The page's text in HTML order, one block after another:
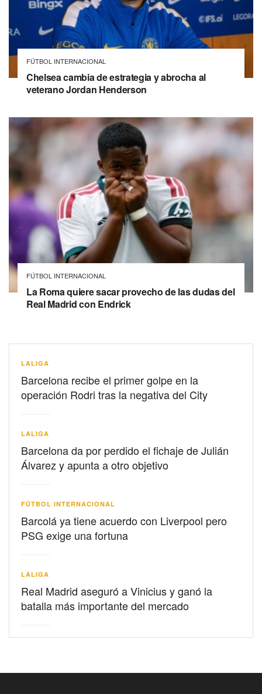
FÚTBOL INTERNACIONAL
Chelsea cambia de estrategia y abrocha al
veterano Jordan Henderson
FÚTBOL INTERNACIONAL
La Roma quiere sacar provecho de las dudas del
Real Madrid con Endrick
LALIGA
Barcelona recibe el primer golpe en la
operación Rodri tras la negativa del City
LALIGA
Barcelona da por perdido el fichaje de Julián
Álvarez y apunta a otro objetivo
FÚTBOL INTERNACIONAL
Barcolá ya tiene acuerdo con Liverpool pero
PSG exige una fortuna
LALIGA
Real Madrid aseguró a Vinicius y ganó la
batalla más importante del mercado